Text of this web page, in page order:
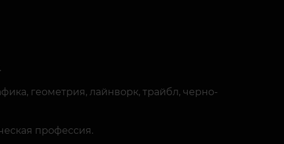
геометрия, лайнворк, трайбл, черно-
профессия.